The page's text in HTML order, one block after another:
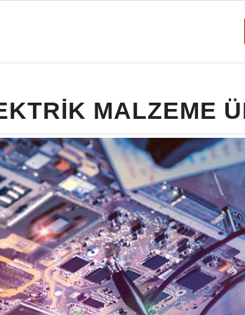
MALZEME